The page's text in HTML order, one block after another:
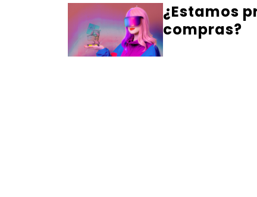
¿Estamos
compras?